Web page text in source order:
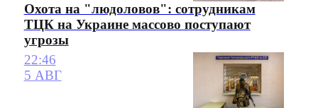
Охота на "людоловов": сотрудникам
ТЦК на Украине массово поступают
угрозы
22:46
5 АВГ